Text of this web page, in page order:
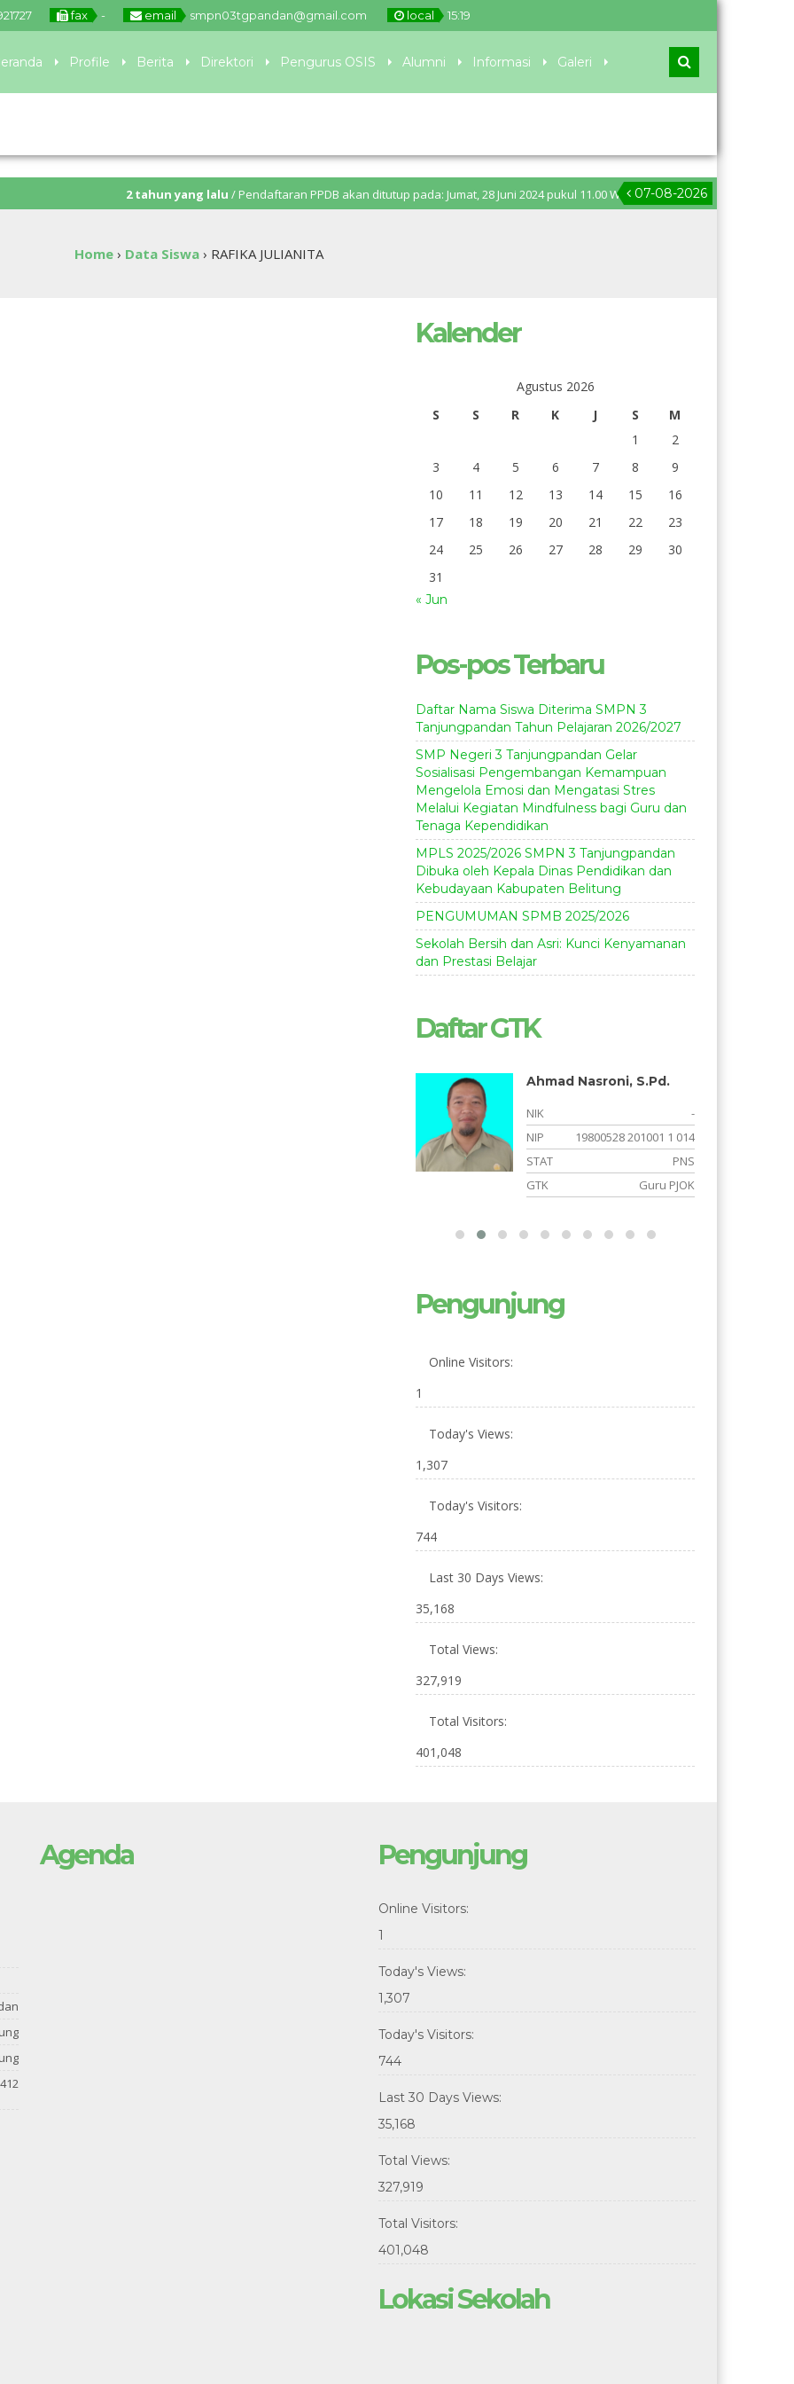
fax - email smpn03tgpandan@gmail.com local 15:19
Profile Berita Direktori Pengurus OSIS Alumni Informasi Galeri
07-08-2026
2 tahun yang lalu/ Pendaftaran PPDB akan ditutup pada: Jumat, 28 Juni 2024 pukul 11.00 WIB. Pengumuman PPDB: Senin, 1 Juli 2024
Home› Data Siswa› RAFIKA JULIANITA
Kalender
Agustus 2026
S
S R K J S
M
1
2
3
4 5 6 7 8
9
10
11 12 13 14 15
16
17
18 19 20 21 22
23
24
25 26 27 28 29
30
31
« Jun
Pos-pos Terbaru
Daftar Nama Siswa Diterima SMPN 3
Tanjungpandan Tahun Pelajaran 2026/2027
SMP Negeri 3 Tanjungpandan Gelar
Sosialisasi Pengembangan Kemampuan
Mengelola Emosi dan Mengatasi Stres
Melalui Kegiatan Mindfulness bagi Guru dan
Tenaga Kependidikan
MPLS 2025/2026 SMPN 3 Tanjungpandan
Dibuka oleh Kepala Dinas Pendidikan dan
Kebudayaan Kabupaten Belitung
PENGUMUMAN SPMB 2025/2026
Sekolah Bersih dan Asri: Kunci Kenyamanan
dan Prestasi Belajar
Daftar GTK
Ahmad Nasroni, S.Pd.
NIK
-
NIP
19800528 201001 1 014
STAT
PNS
GTK
Guru PJOK
Pengunjung
Online Visitors:
1
Today's Views:
1,307
Today's Visitors:
744
Last 30 Days Views:
35,168
Total Views:
327,919
Total Visitors:
401,048
Agenda Pengunjung
Online Visitors:
1
Today's Views:
1,307
Today's Visitors:
744
Last 30 Days Views:
35,168
Total Views:
327,919
Total Visitors:
401,048
Lokasi Sekolah